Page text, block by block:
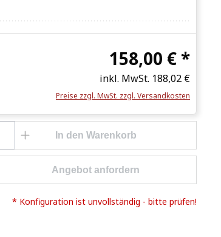
158,00 € *
inkl. MwSt. 188,02 €
Preise zzgl. MwSt. zzgl. Versandkosten
Gib den gewünschten Wert
In den Warenkorb
Angebot anfordern
* Konfiguration ist unvollständig - bitte prüfen!